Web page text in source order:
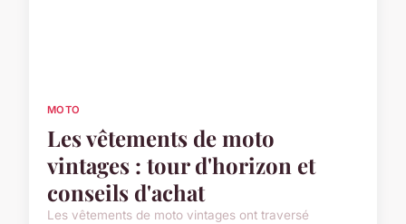
MOTO
Les vêtements de moto
vintages : tour d'horizon et
conseils d'achat
Les vêtements de moto vintages ont traversé